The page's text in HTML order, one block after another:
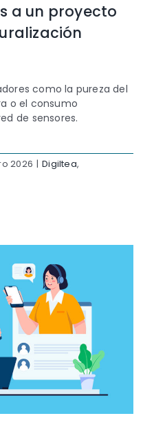
a un proyecto
como la pureza del
o el consumo
de sensores.
2026 | Digiltea,